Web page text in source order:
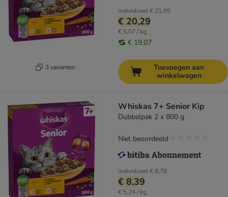
3 varianten
individueel€ 21,95
€ 20,29
€ 5,07 / kg
€ 19,07
Toevoegen aan
winkelwagen
Whiskas 7+ Senior Kip
Dubbelpak 2 x 800 g
individueel€ 8,78
€ 8,39
€ 5,24 / kg
Niet beoordeeld